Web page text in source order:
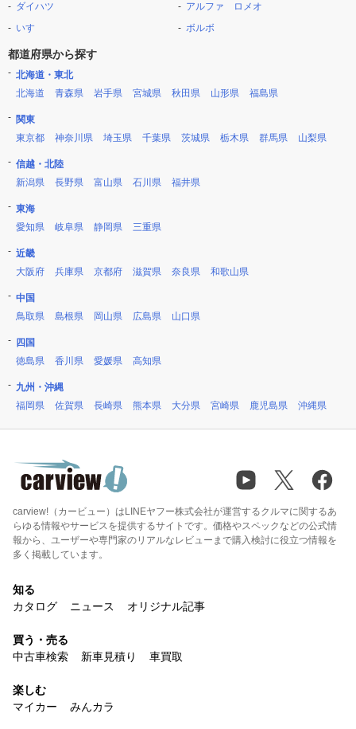
ダイハツ
いすゞ
アルファ ロメオ
ボルボ
都道府県から探す
北海道・東北
北海道
青森県 岩手県 宮城県 秋田県 山形県 福島県
関東
東京都
神奈川県 埼玉県 千葉県 茨城県 栃木県 群馬県 山梨県
信越・北陸
新潟県
長野県 富山県 石川県 福井県
東海
愛知県
岐阜県 静岡県 三重県
近畿
大阪府
兵庫県 京都府 滋賀県 奈良県 和歌山県
中国
鳥取県
島根県 岡山県 広島県 山口県
四国
徳島県
香川県 愛媛県 高知県
九州・沖縄
福岡県
佐賀県 長崎県 熊本県 大分県 宮崎県 鹿児島県 沖縄県
carview!（カービュー）はLINEヤフー株式会社が運営するクルマに関するあ
らゆる情報やサービスを提供するサイトです。価格やスペックなどの公式情
報から、ユーザーや専門家のリアルなレビューまで購入検討に役立つ情報を
多く掲載しています。
知る
カタログ
ニュース オリジナル記事
買う・売る
中古車検索
新車見積り 車買取
楽しむ
マイカー
みんカラ